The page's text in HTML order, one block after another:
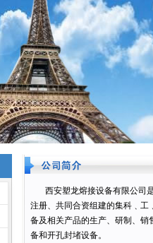
西安塑龙熔接设备有限公司是
注册、共同合资组建的集科﹑
备及相关产品的生产、研制、销
备和开孔封堵设备。